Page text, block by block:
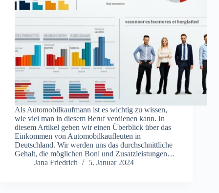
Als Automobilkaufmann ist es wichtig zu wissen,
wie viel man in diesem Beruf verdienen kann. In
diesem Artikel geben wir einen Überblick über das
Einkommen von Automobilkaufleuten in
Deutschland. Wir werden uns das durchschnittliche
Gehalt, die möglichen Boni und Zusatzleistungen…
Jana Friedrich
5. Januar 2024